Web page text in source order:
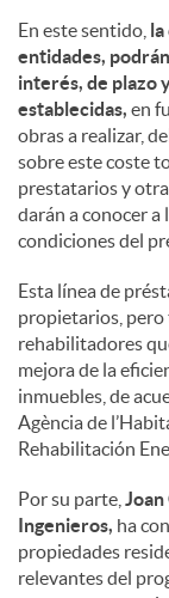
En este sentido,
entidades,
interés, de plazo
establecidas, en
obras a realizar,
sobre este coste
prestatarios y
darán a conocer
condiciones del
Esta línea de
propietarios, pero
rehabilitadores
mejora de la
inmuebles, de
Agència de
Rehabilitación
Por su parte,
Ingenieros, ha
propiedades
relevantes del